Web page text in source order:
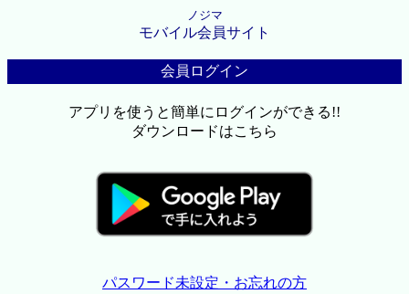
ノジマ
モバイル会員サイト
会員ログイン
アプリを使うと簡単にログインができる!!
ダウンロードはこちら
パスワード未設定・お忘れの方